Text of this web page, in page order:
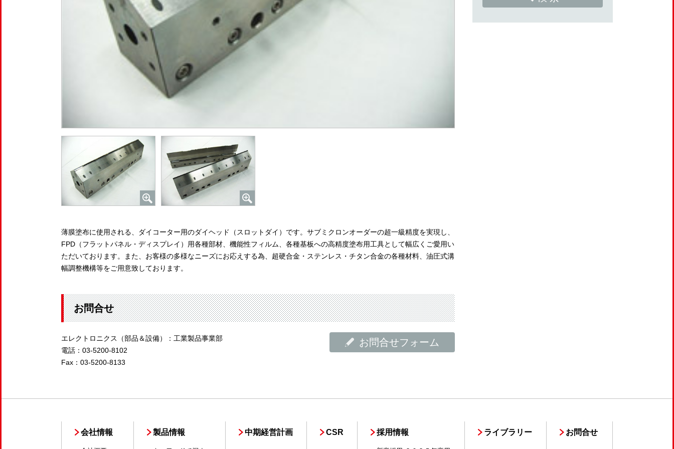
薄膜塗布に使用される、ダイコーター用のダイヘッド（スロットダイ）です。サブミクロンオーダーの超一級精度を実現し、
FPD（フラットパネル・ディスプレイ）用各種部材、機能性フィルム、各種基板への高精度塗布用工具として幅広くご愛用い
ただいております。また、お客様の多様なニーズにお応えする為、超硬合金・ステンレス・チタン合金の各種材料、油圧式溝
幅調整機構等をご用意致しております。
お問合せ
エレクトロニクス（部品＆設備）：工業製品事業部
電話：03-5200-8102
Fax：03-5200-8133
お問合せフォーム
会社情報 製品情報 中期経営計画 CSR 採用情報 ライブラリー お問合せ